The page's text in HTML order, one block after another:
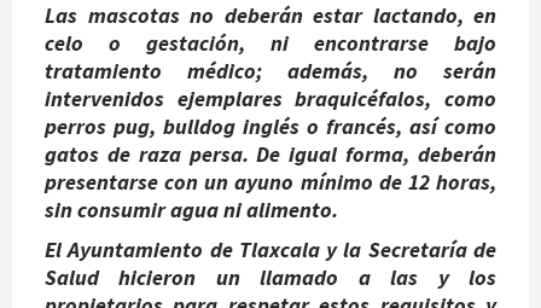
Las mascotas no deberán estar lactando, en
celo o gestación, ni encontrarse bajo
tratamiento médico; además, no serán
intervenidos ejemplares braquicéfalos, como
perros pug, bulldog inglés o francés, así como
gatos de raza persa. De igual forma, deberán
presentarse con un ayuno mínimo de 12 horas,
sin consumir agua ni alimento.
El Ayuntamiento de Tlaxcala y la Secretaría de
Salud hicieron un llamado a las y los